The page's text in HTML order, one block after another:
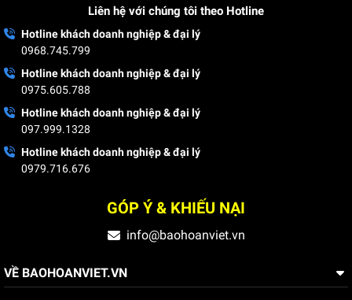
Liên hệ với chúng tôi theo Hotline
Hotline khách doanh nghiệp & đại lý
0968.745.799
Hotline khách doanh nghiệp & đại lý
0975.605.788
Hotline khách doanh nghiệp & đại lý
097.999.1328
Hotline khách doanh nghiệp & đại lý
0979.716.676
GÓP Ý & KHIẾU NẠI
info@baohoanviet.vn
VỀ BAOHOANVIET.VN